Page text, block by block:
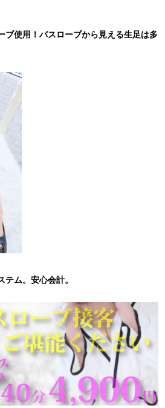
使用！バスローブから見える生足は多
ム。安心会計。